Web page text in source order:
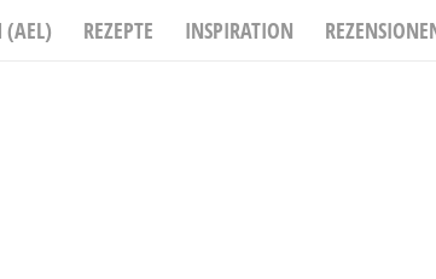
(AEL) REZEPTE INSPIRATION